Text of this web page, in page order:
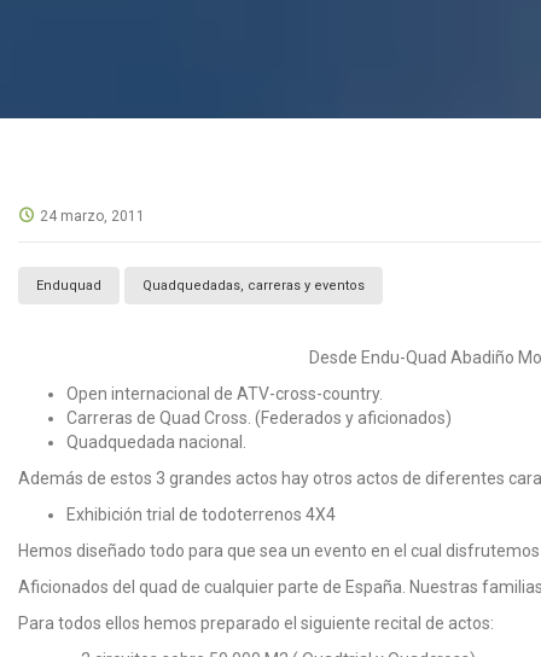
24 marzo, 2011
Enduquad Quadquedadas, carreras y eventos
Desde Endu-Quad Abadiño
Open internacional de ATV-cross-country.
Carreras de Quad Cross. (Federados y aficionados)
Quadquedada nacional.
Además de estos 3 grandes actos hay otros actos de diferentes
Exhibición trial de todoterrenos 4X4
Hemos diseñado todo para que sea un evento en el cual
Aficionados del quad de cualquier parte de España. Nuestras
Para todos ellos hemos preparado el siguiente recital de actos: